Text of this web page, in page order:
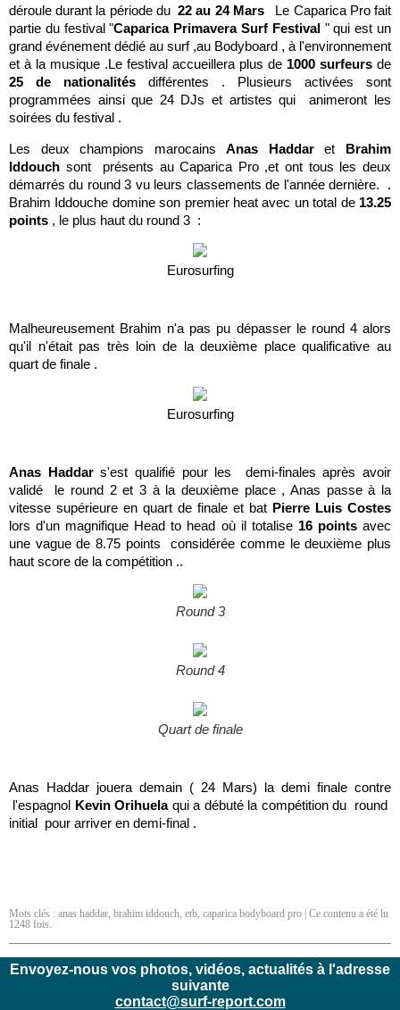
déroule durant la période du22 au 24 MarsLe Caparica Pro fait
partie du festival "Caparica Primavera Surf Festival" qui est un
grand événement dédié au surf ,au Bodyboard , à l'environnement
et à la musique .Le festival accueillera plus de 1000 surfeurs de
25 de nationalités différentes . Plusieurs activées sont
programmées ainsi que 24 DJs et artistes qui
animeront les
soirées du festival .
Les deux champions marocainsAnas Haddaret Brahim
Iddouch sont présents au Caparica Pro ,et ont tous les deux
démarrés du round 3 vu leurs classements de l'année dernière. .
Brahim Iddouche domine son premier heat avec un total de 13.25
points , le plus haut du round 3 :
Eurosurfing
Malheureusement Brahim n'a pas pu dépasser le round 4 alors
qu'il n'était pas très loin de la deuxième place qualificative au
quart de finale .
Eurosurfing
Anas Haddars'est qualifié pour les demi-finales après avoir
validé le round 2 et 3 à la deuxième place , Anas passe à la
vitesse supérieure en quart de finale et bat Pierre Luis Costes
lors d'un magnifique Head to head où il totalise 16 pointsavec
une vague de 8.75 points considérée comme le deuxième plus
haut score de la compétition ..
Round 3
Round 4
Quart de finale
Anas Haddar jouera demain ( 24 Mars) la demi finale contre
l'espagnol Kevin Orihuela qui a débuté la compétition du round
initial pour arriver en demi-final .
Mots clés : anas haddar, brahim iddouch, etb, caparica bodyboard pro | Ce contenu a été lu
1248 fois.
Envoyez-nous vos photos, vidéos, actualités à l'adresse
suivante
contact@surf-report.com